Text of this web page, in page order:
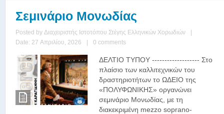
Σεμινάριο Μονωδίας
Posted by Διαχειριστής Ιστοτόπου Στέγης Ελληνικών Χορωδιών
|
Date: 27 Απριλίου, 2026
| 0 comments
ΔΕΛΤΙΟ ΤΥΠΟΥ ------------------- Στο
πλαίσιο των καλλιτεχνικών του
δραστηριοτήτων το ΩΔΕΙΟ της
«ΠΟΛΥΦΩΝΙΚΗΣ» οργανώνει
σεμινάριο Μονωδίας, με τη
διακεκριμένη mezzo soprano-